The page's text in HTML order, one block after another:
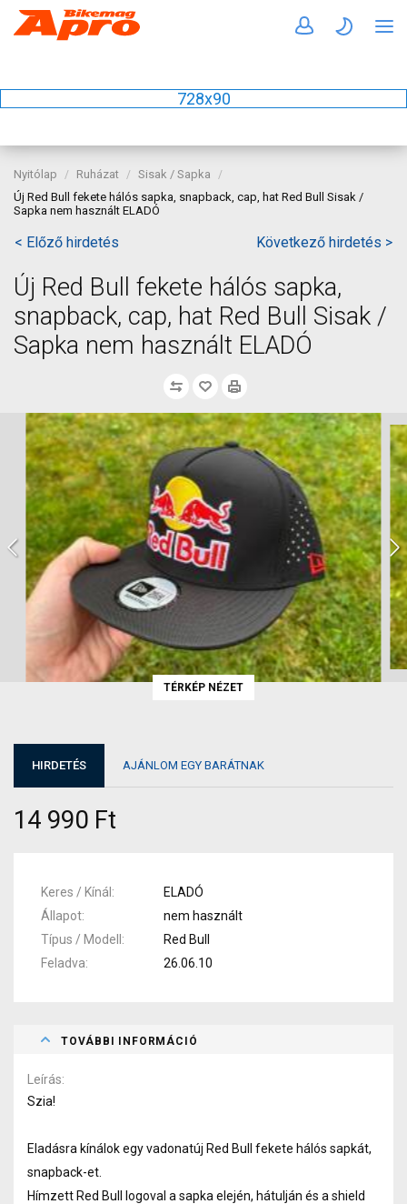
728x90
Nyitólap Ruházat
Sisak / Sapka
Új Red Bull fekete hálós sapka, snapback, cap, hat Red Bull Sisak /
Sapka nem használt ELADÓ
< Előző hirdetés Következő hirdetés >
Új Red Bull fekete hálós sapka,
snapback, cap, hat Red Bull Sisak /
Sapka nem használt ELADÓ
TÉRKÉP NÉZET
HIRDETÉS AJÁNLOM EGY BARÁTNAK
14 990 Ft
Keres / Kínál
ELADÓ
Állapot
nem használt
Típus / Modell
Red Bull
Feladva
26.06.10
TOVÁBBI INFORMÁCIÓ
Leírás
Szia!
Eladásra kínálok egy vadonatúj Red Bull fekete hálós sapkát,
snapback-et.
Hímzett Red Bull logoval a sapka elején, hátulján és a shield